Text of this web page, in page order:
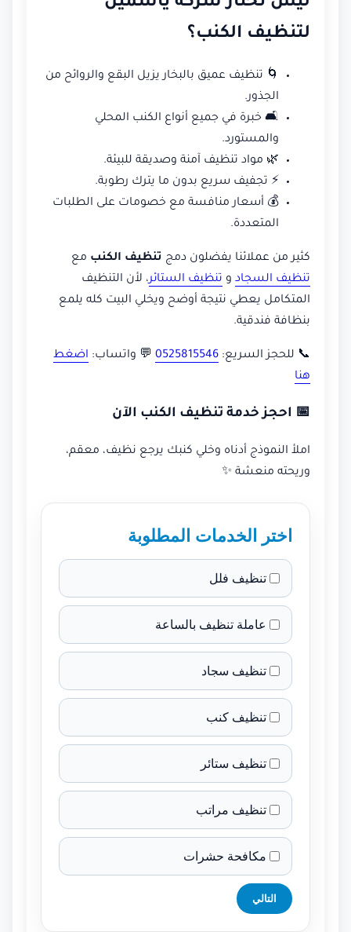
لتنظيف الكنب؟
🌀 تنظيف عميق بالبخار يزيل البقع والروائح من
الجذور.
🛋️ خبرة في جميع أنواع الكنب المحلي
والمستورد.
🌿 مواد تنظيف آمنة وصديقة للبيئة.
⚡ تجفيف سريع بدون ما يترك رطوبة.
💰 أسعار منافسة مع خصومات على الطلبات
المتعددة.
كثير من عملائنا يفضلون دمج تنظيف الكنب مع
تنظيف السجاد و تنظيف الستائر، لأن التنظيف
المتكامل يعطي نتيجة أوضح ويخلي البيت كله يلمع
بنظافة فندقية.
📞 للحجز السريع: 0525815546 💬 واتساب: اضغط
هنا
📅 احجز خدمة تنظيف الكنب الآن
املأ النموذج أدناه وخلي كنبك يرجع نظيف، معقم،
وريحته منعشة ✨
اختر الخدمات المطلوبة
تنظيف فلل
عاملة تنظيف بالساعة
تنظيف سجاد
تنظيف كنب
تنظيف ستائر
تنظيف مراتب
مكافحة حشرات
التالي